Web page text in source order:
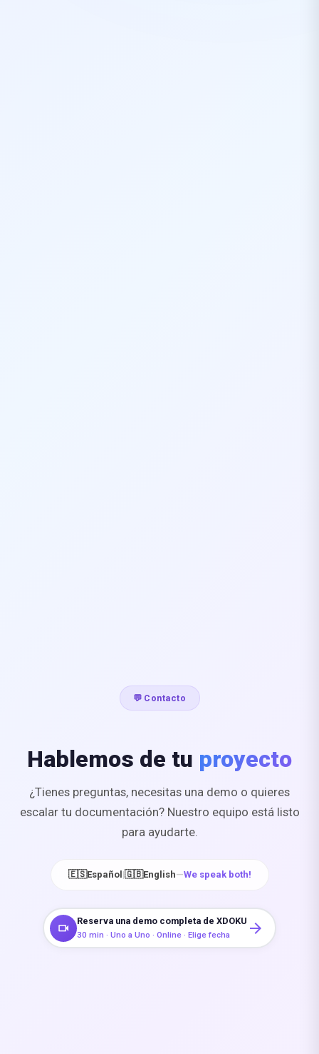
💬 Contacto
Hablemos de tu proyecto
¿Tienes preguntas, necesitas una demo o quieres
escalar tu documentación? Nuestro equipo está listo
para ayudarte.
🇪🇸Español |🇬🇧English—We speak both!
videocam
Reserva una demo completa de XDOKU
30 min · Uno a Uno · Online · Elige fecha arrow_forward